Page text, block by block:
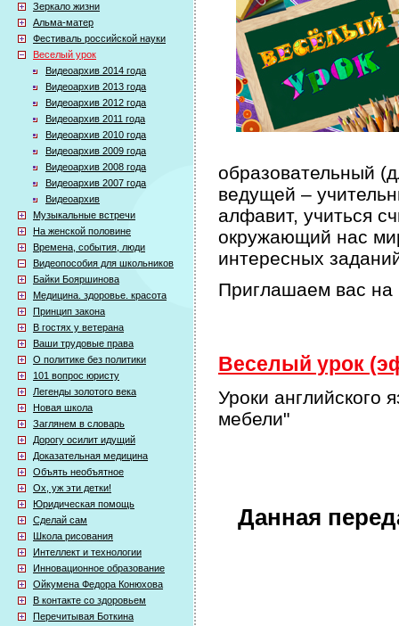
Зеркало жизни
Альма-матер
Фестиваль российской науки
Веселый урок
Видеоархив 2014 года
Видеоархив 2013 года
Видеоархив 2012 года
Видеоархив 2011 года
Видеоархив 2010 года
Видеоархив 2009 года
Видеоархив 2008 года
Видеоархив 2007 года
Видеоархив
Музыкальные встречи
На женской половине
Времена, события, люди
Видеопособия для школьников
Байки Бояршинова
Медицина. здоровье. красота
Принцип закона
В гостях у ветерана
Ваши трудовые права
О политике без политики
101 вопрос юристу
Легенды золотого века
Новая школа
Заглянем в словарь
Дорогу осилит идущий
Доказательная медицина
Объять необъятное
Ох, уж эти детки!
Юридическая помощь
Сделай сам
Школа рисования
Интеллект и технологии
Инновационное образование
Ойкумена Федора Конюхова
В контакте со здоровьем
Перечитывая Боткина
образовательный
ведущей –
алфавит, учиться
окружающий нас
интересных
Приглашаем вас
Веселый урок
Уроки английского
мебели"
Данная